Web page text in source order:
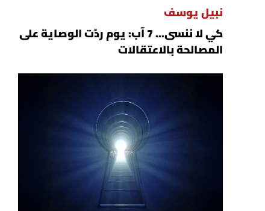
نبيل يوسف
كي لا ننسى... 7 آب: يوم ردّت الوصاية على
المصالحة بالاعتقالات